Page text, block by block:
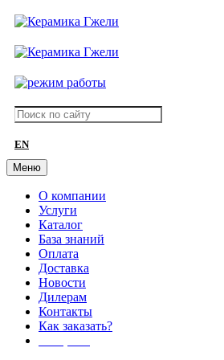
EN
Меню
О компании
Услуги
Каталог
База знаний
Оплата
Доставка
Новости
Дилерам
Контакты
Как заказать?